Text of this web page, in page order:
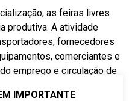
as feiras livres
produtiva. A atividade
fornecedores
comerciantes e
emprego e circulação de
cidade.
IMPORTANTE